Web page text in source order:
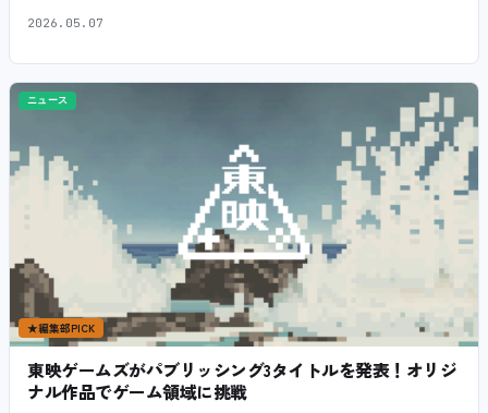
2026.05.07
ニュース
★編集部PICK
東映ゲームズがパブリッシング3タイトルを発表！オリジ
ナル作品でゲーム領域に挑戦